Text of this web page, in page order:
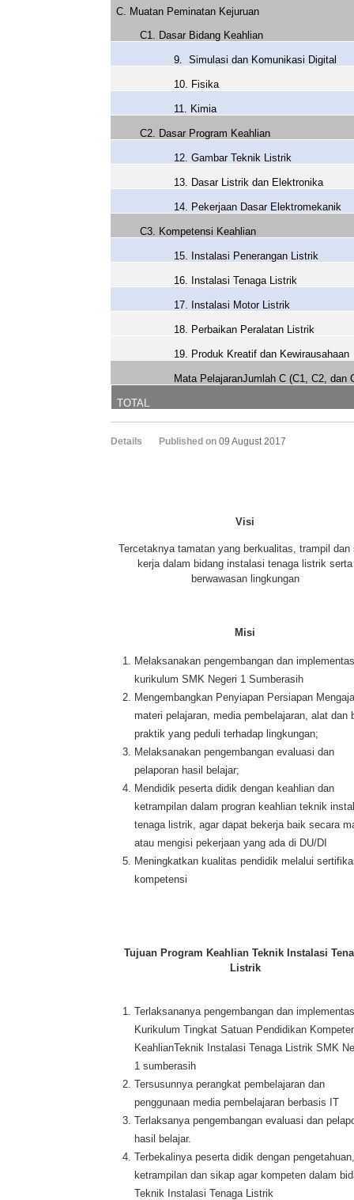
C. Muatan Peminatan Kejuruan
C1. Dasar Bidang Keahlian
9. Simulasi dan Komunikasi Digital
10. Fisika
11. Kimia
C2. Dasar Program Keahlian
12. Gambar Teknik Listrik
13. Dasar Listrik dan Elektronika
14. Pekerjaan Dasar Elektromekanik
C3. Kompetensi Keahlian
15. Instalasi Penerangan Listrik
16. Instalasi Tenaga Listrik
17. Instalasi Motor Listrik
18. Perbaikan Peralatan Listrik
19. Produk Kreatif dan Kewirausahaan
Mata PelajaranJumlah C (C1, C2, dan
TOTAL
Details Published on 09 August 2017
Visi
Tercetaknya tamatan yang berkualitas, trampil dan
kerja dalam bidang instalasi tenaga listrik serta
berwawasan lingkungan
Misi
Melaksanakan pengembangan dan
kurikulum SMK Negeri 1 Sumberasih
Mengembangkan Penyiapan Persiapan
materi pelajaran, media pembelajaran, alat dan
praktik yang peduli terhadap lingkungan;
Melaksanakan pengembangan evaluasi dan
pelaporan hasil belajar;
Mendidik peserta didik dengan keahlian dan
ketrampilan dalam progran keahlian teknik
tenaga listrik, agar dapat bekerja baik secara
atau mengisi pekerjaan yang ada di DU/DI
Meningkatkan kualitas pendidik melalui
kompetensi
Tujuan Program Keahlian Teknik Instalasi
Listrik
Terlaksananya pengembangan dan
Kurikulum Tingkat Satuan Pendidikan
KeahlianTeknik Instalasi Tenaga Listrik SMK
1 sumberasih
Tersusunnya perangkat pembelajaran dan
penggunaan media pembelajaran berbasis IT
Terlaksanya pengembangan evaluasi dan
hasil belajar.
Terbekalinya peserta didik dengan pengetahuan,
ketrampilan dan sikap agar kompeten dalam
Teknik Instalasi Tenaga Listrik